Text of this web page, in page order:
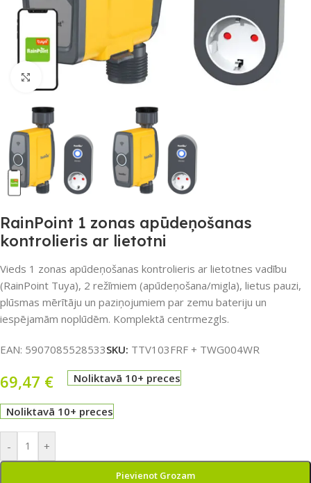
Noklikšķiniet, lai palielinātu
RainPoint 1 zonas apūdeņošanas
kontrolieris ar lietotni
Vieds 1 zonas apūdeņošanas kontrolieris ar lietotnes vadību
(RainPoint Tuya), 2 režīmiem (apūdeņošana/migla), lietus pauzi,
plūsmas mērītāju un paziņojumiem par zemu bateriju un
iespējamām noplūdēm. Komplektā centrmezgls.
EAN: 5907085528533SKU: TTV103FRF + TWG004WR
69,47 € Noliktavā 10+ preces
Noliktavā 10+ preces
- +
Pievienot Grozam